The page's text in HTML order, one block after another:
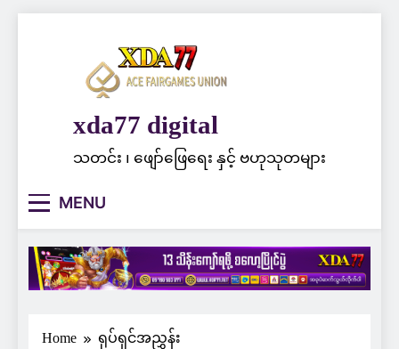
xda77 digital
သတင်း ၊ ဖျော်ဖြေရေး နှင့် ဗဟုသုတများ
MENU
Home ရုပ်ရှင်အညွှန်း